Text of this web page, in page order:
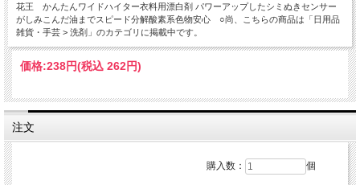
花王 かんたんワイドハイター衣料用漂白剤 パワーアップしたシミぬきセンサー
がしみこんだ油までスピード分解酸素系色物安心 ○尚、こちらの商品は「日用品
雑貨・手芸 > 洗剤」のカテゴリに掲載中です。
価格:238円(税込 262円)
注文
購入数： 個